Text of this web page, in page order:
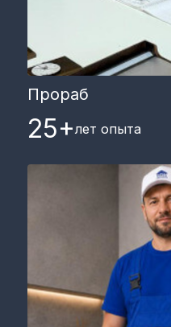
Прораб
25+лет опыта